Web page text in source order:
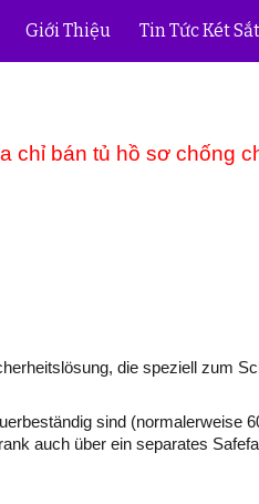
Skip to navigation
Giới Thiệu Tin Tức Két
chỉ bán tủ hồ sơ chống
die speziell zum
sind (normalerweise
auch über ein separates